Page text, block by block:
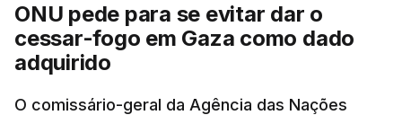
ONU pede para se evitar dar o
cessar-fogo em Gaza como dado
adquirido
O comissário-geral da Agência das Nações